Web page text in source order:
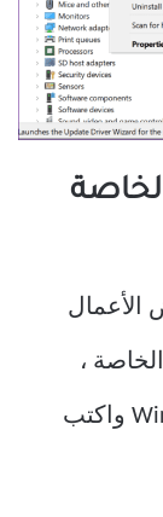
الأعمال
،
فهناك طريقة بديلة. افتح بحث Windows واكتب